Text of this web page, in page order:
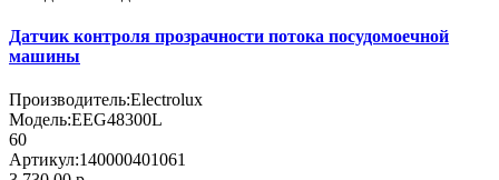
Датчик контроля прозрачности потока посудомоечной
машины
Производитель:Electrolux
Модель:EEG48300L
60
Артикул:140000401061